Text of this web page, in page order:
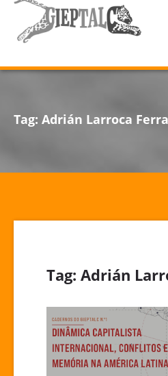
GIEPTALC
Tag: Adrián Larroca
Tag: Adrián